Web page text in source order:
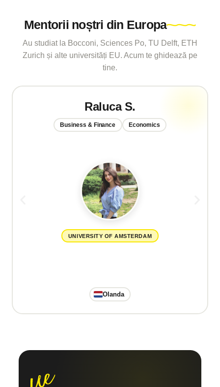
Mentorii noștri din Europa
Au studiat la Bocconi, Sciences Po, TU Delft, ETH
Zurich și alte universități EU. Acum te ghidează pe
tine.
Raluca S.
Business & Finance Economics
UNIVERSITY OF AMSTERDAM
Olanda